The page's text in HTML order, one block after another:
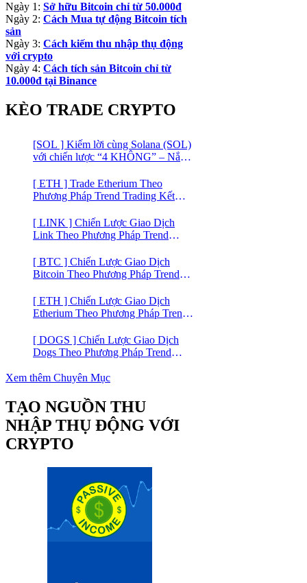
Ngày 1: Sở hữu Bitcoin chỉ từ 50.000đ
Ngày 2: Cách Mua tự động Bitcoin tích
sản
Ngày 3: Cách kiếm thu nhập thụ động
với crypto
Ngày 4: Cách tích sản Bitcoin chỉ từ
10.000đ tại Binance
KÈO TRADE CRYPTO
[SOL ] Kiếm lời cùng Solana (SOL)
với chiến lược “4 KHÔNG” – Nắm
lý
[ ETH ] Trade Etherium Theo
Phương Pháp Trend Trading Kết
[ LINK ] Chiến Lược Giao Dịch
Link Theo Phương Pháp Trend
[ BTC ] Chiến Lược Giao Dịch
Bitcoin Theo Phương Pháp Trend
[ ETH ] Chiến Lược Giao Dịch
Etherium Theo Phương Pháp Trend
[ DOGS ] Chiến Lược Giao Dịch
Dogs Theo Phương Pháp Trend
Yết trên Binance
Xem thêm Chuyên Mục
TẠO NGUỒN THU
NHẬP THỤ ĐỘNG VỚI
CRYPTO